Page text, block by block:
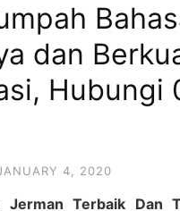
dan
Hubungi
4, 2020
Jerman Terbaik Dan